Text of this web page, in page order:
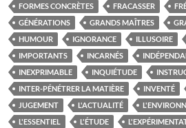
FORMES CONCRÈTES
FRACASSER
GÉNÉRATIONS
GRANDS MAÎTRES
HUMOUR
IGNORANCE ILLUSOIRE
IMPORTANTS
INCARNÉS
INEXPRIMABLE
INQUIÉTUDE
INTER-PÉNÉTRER LA MATIÈRE
INVENTÉ
JUGEMENT
L'ACTUALITÉ
L'ESSENTIEL
L'ÉTUDE